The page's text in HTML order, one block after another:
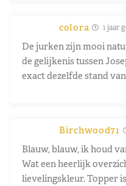
colora 1 jaar
De jurken zijn mooi
de gelijkenis tussen
exact dezelfde stand
Birchwood71
Blauw, blauw, ik houd
Wat een heerlijk
lievelingskleur. Topper